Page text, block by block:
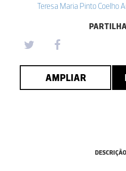
Teresa Maria Pinto Coelho
AMPLIAR
DESCRIÇÃO